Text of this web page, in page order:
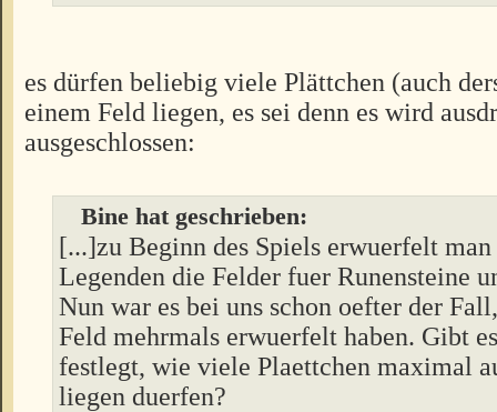
es dürfen beliebig viele Plättchen (auch
einem Feld liegen, es sei denn es wird
ausgeschlossen:
Bine hat geschrieben:
[...]zu Beginn des Spiels erwuerfelt
Legenden die Felder fuer Runensteine
Nun war es bei uns schon oefter der
Feld mehrmals erwuerfelt haben. Gibt
festlegt, wie viele Plaettchen maximal
liegen duerfen?